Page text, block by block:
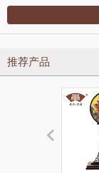
推荐产品